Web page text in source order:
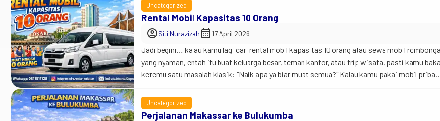
Uncategorized
Rental Mobil Kapasitas 10 Orang
account_circleSiti Nurazizah calendar_month 17 April 2026
Jadi begini… kalau kamu lagi cari rental mobil kapasitas 10 orang atau sewa mobil
yang nyaman, entah itu buat keluarga besar, teman kantor, atau trip wisata, pasti kamu
ketemu satu masalah klasik: “Naik apa ya biar muat semua?” Kalau kamu pakai mobil pribadi?
Uncategorized
Perjalanan Makassar ke Bulukumba